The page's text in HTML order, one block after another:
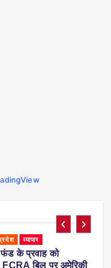
प्रदेश महाराष्ट्र
पनीर’ पर 1 साल
रेस्टोरेंट में उपयोग करने पर